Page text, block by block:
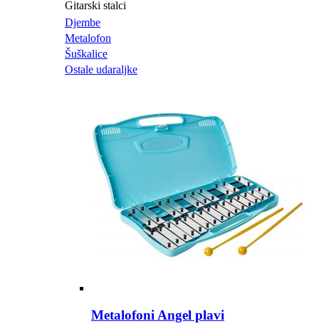
Gitarski stalci
Djembe
Metalofon
Šuškalice
Ostale udaraljke
Metalofoni Angel plavi